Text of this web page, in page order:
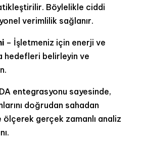
Böylelikle ciddi
verimlilik sağlanır.
– İşletmeniz için enerji ve
hedefleri belirleyin ve
entegrasyonu sayesinde,
doğrudan sahadan
gerçek zamanlı analiz